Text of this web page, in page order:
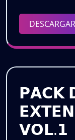
𝗣𝗔𝗖𝗞
𝗩𝗢𝗟.𝟭